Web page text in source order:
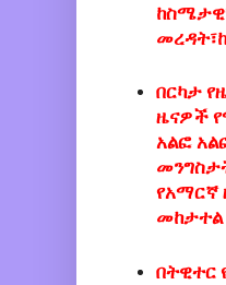
በርካታ
ዜናዎች
አልፎ
የአማርኛ
መከታተል
በትዊተር